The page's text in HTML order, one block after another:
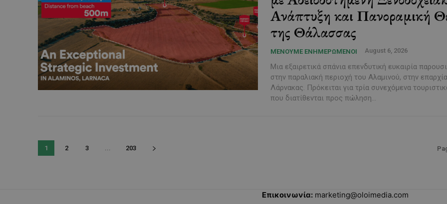
Ανάπτυξη και Πανοραμική
της Θάλασσας
ΜΈΝΟΥΜΕ ΕΝΗΜΕΡΩΜΈΝΟΙ August 6, 2026
Μια εξαιρετικά σπάνια επενδυτική ευκαιρία
στην παραλιακή περιοχή του Αλαμινού, στην επαρχία
Λάρνακας. Πρόκειται για τρία συνεχόμενα
που διατίθενται προς πώληση...
1 2 3 203
Επικοινωνία: marketing@oloimedia.com